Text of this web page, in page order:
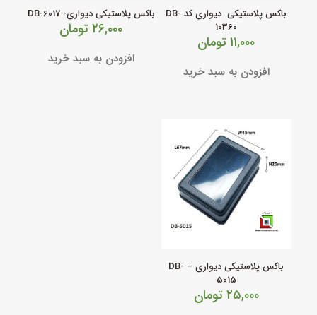
باکس پلاستیکی دیواری کد DB-
10360
۱۱,۰۰۰ تومان
افزودن به سبد خرید
باکس پلاستیکی دیواری- DB-6017
۲۶,۰۰۰ تومان
افزودن به سبد خرید
باکس پلاستیکی دیواری – DB-
5015
۲۵,۰۰۰ تومان